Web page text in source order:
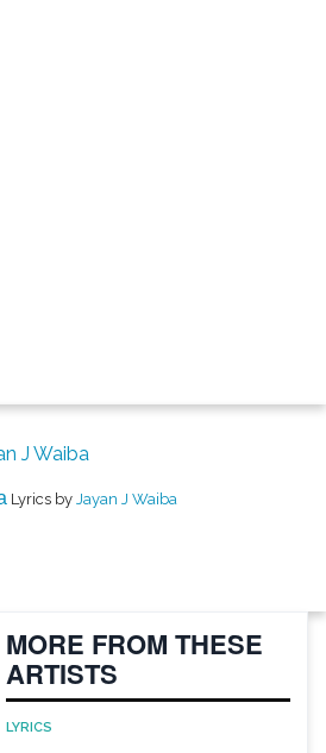
J Waiba
Lyrics by Jayan J Waiba
MORE FROM THESE
ARTISTS
LYRICS